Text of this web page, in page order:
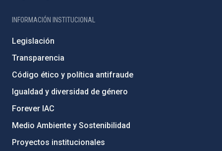
INFORMACIÓN INSTITUCIONAL
Legislación
Transparencia
Código ético y política antifraude
Igualdad y diversidad de género
Forever IAC
Medio Ambiente y Sostenibilidad
Proyectos institucionales